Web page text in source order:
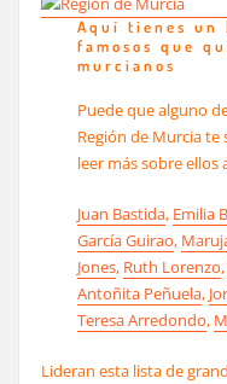
Aquí tienes un
famosos que
murcianos
Puede que alguno
Región de Murcia
leer más sobre ellos
Juan Bastida, Emilia
García Guirao,
Jones, Ruth Lorenzo,
Antoñita Peñuela,
Teresa Arredondo,
Lideran esta lista de